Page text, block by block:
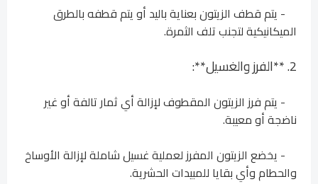
- يتم قطف الزيتون بعناية باليد أو يتم قطفه بالطرق
الميكانيكية لتجنب تلف الثمرة.
2. **الفرز والغسيل**:
- يتم فرز الزيتون المقطوف لإزالة أي ثمار تالفة أو غير
ناضجة أو معيبة.
- يخضع الزيتون المفرز لعملية غسيل شاملة لإزالة الأوساخ
والحطام وأي بقايا للمبيدات الحشرية.